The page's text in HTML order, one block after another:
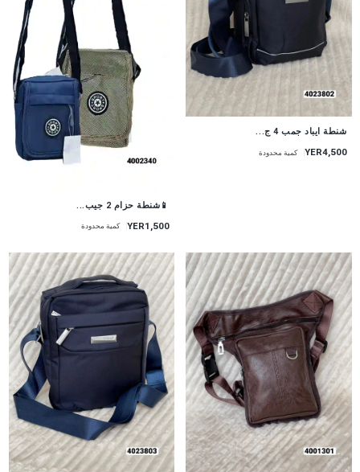
شنطة ايباد جمب 4 ج...
YER4,500 كمية محدودة
📱شنطة حزام 2 جيب...
YER1,500 كمية محدودة